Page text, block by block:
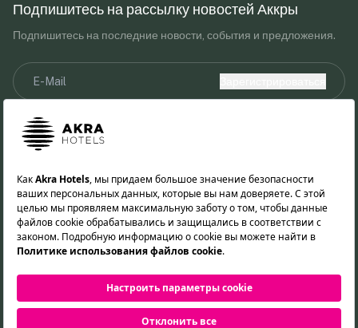
Подпишитесь на рассылку новостей Аккры
Подпишитесь на последние новости, события и предложения.
Я прочитал(а) и принимаю уведомление о Законе о защите
персональных данных.
получать маркетинговые сообщения от Akra Hotels.
Следите за нами!
EN